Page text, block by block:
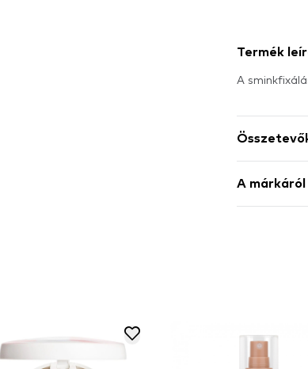
Termék
A
A márkáról